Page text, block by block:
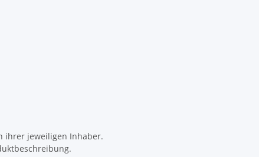
ihrer jeweiligen Inhaber.